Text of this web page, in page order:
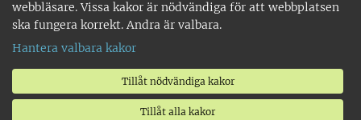
webbläsare. Vissa kakor är nödvändiga för att webbplatsen
ska fungera korrekt. Andra är valbara.
Hantera valbara kakor
Tillåt nödvändiga kakor
Tillåt alla kakor